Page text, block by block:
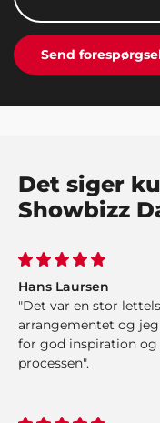
Send
Det siger
Showbizz
arrangement, så er
klogest at spørge en
forhørte os hos
telefonen, svarede på
Hans Laursen
"Det var en stor
arrangementet og
for god inspiration
processen".